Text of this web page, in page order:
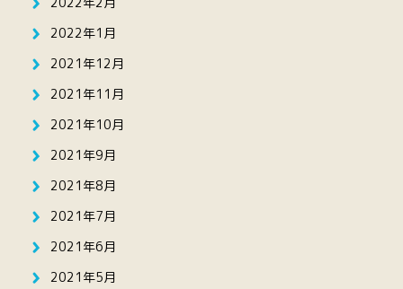
2022年1月
2021年12月
2021年11月
2021年10月
2021年9月
2021年8月
2021年7月
2021年6月
2021年5月